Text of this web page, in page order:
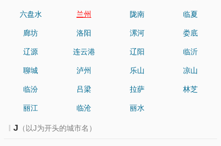
六盘水 兰州 陇南 临夏
廊坊 洛阳 漯河 娄底
辽源 连云港 辽阳 临沂
聊城 泸州 乐山 凉山
临汾 吕梁 拉萨 林芝
丽江 临沧 丽水
J （以J为开头的城市名）